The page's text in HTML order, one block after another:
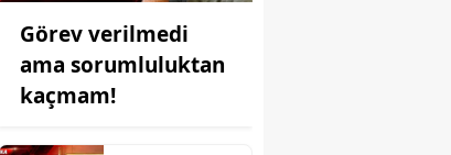
Görev verilmedi
ama sorumluluktan
kaçmam!